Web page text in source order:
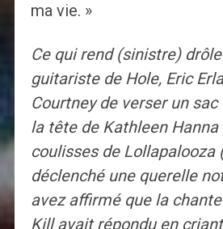
ma vie. »
Ce qui rend (sinistre)
guitariste de Hole, Eric
Courtney de verser un
la tête de Kathleen Hanna
coulisses de Lollapalooza
déclenché une querelle
avez affirmé que la
Kill avait répondu en